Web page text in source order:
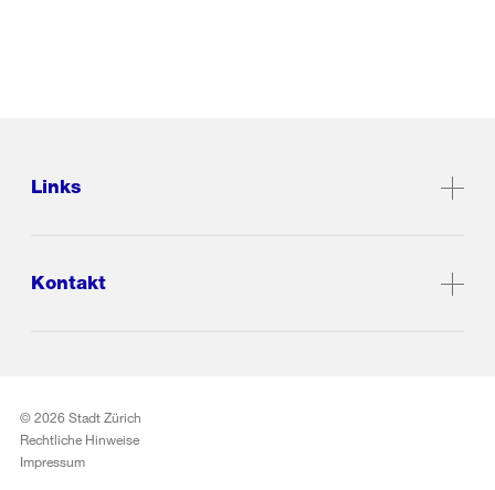
Links
Kontakt
© 2026 Stadt Zürich
Rechtliche Hinweise
Impressum